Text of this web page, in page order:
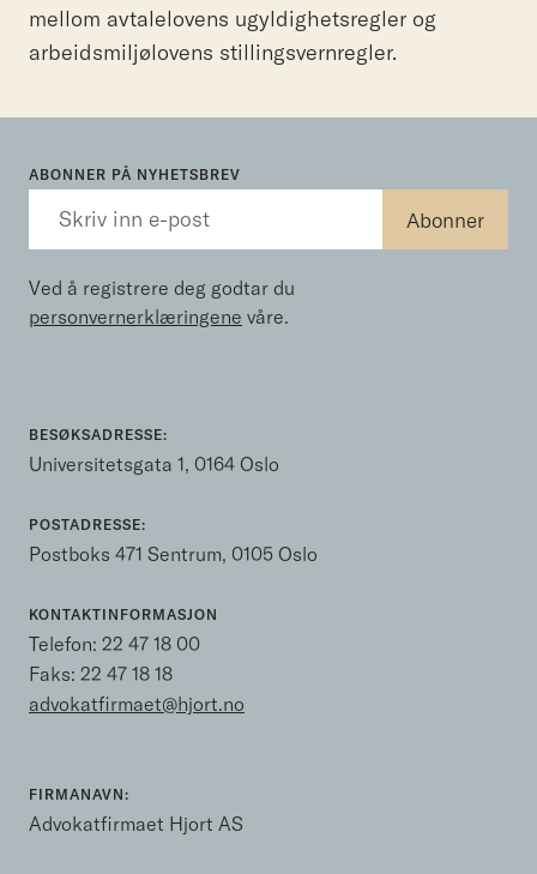
mellom avtalelovens ugyldighetsregler og
arbeidsmiljølovens stillingsvernregler.
ABONNER PÅ NYHETSBREV
Ved å registrere deg godtar du
personvernerklæringene våre.
BESØKSADRESSE:
Universitetsgata 1, 0164 Oslo
POSTADRESSE:
Postboks 471 Sentrum, 0105 Oslo
KONTAKTINFORMASJON
Telefon: 22 47 18 00
Faks: 22 47 18 18
advokatfirmaet@hjort.no
FIRMANAVN:
Advokatfirmaet Hjort AS